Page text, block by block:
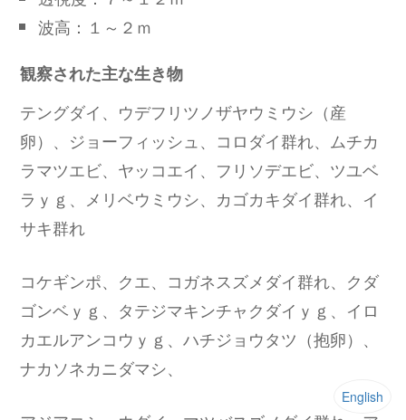
波高：１～２ｍ
観察された主な生き物
テングダイ、ウデフリツノザヤウミウシ（産
卵）、ジョーフィッシュ、コロダイ群れ、ムチカ
ラマツエビ、ヤッコエイ、フリソデエビ、ツユベ
ラｙｇ、メリベウミウシ、カゴカキダイ群れ、イ
サキ群れ
コケギンポ、クエ、コガネスズメダイ群れ、クダ
ゴンベｙｇ、タテジマキンチャクダイｙｇ、イロ
カエルアンコウｙｇ、ハチジョウタツ（抱卵）、
ナカソネカニダマシ、
English